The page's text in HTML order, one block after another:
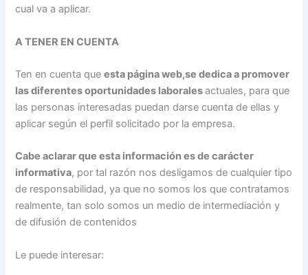
cual va a aplicar.
A TENER EN CUENTA
Ten en cuenta queesta página web,se dedica a promover
las diferentes oportunidades laboralesactuales, para que
las personas interesadas puedan darse cuenta de ellas y
aplicar según el perfil solicitado por la empresa.
Cabe aclarar que esta información es de carácter
informativa, por tal razón nos desligamos de cualquier tipo
de responsabilidad, ya que no somos los que contratamos
realmente, tan solo somos un medio de intermediación y
de difusión de contenidos
Le puede interesar: